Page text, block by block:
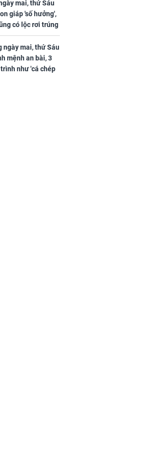
mai, thứ Sáu
giáp 'số hưởng',
có lộc rơi trúng
được họa vừa có
ngày mai, thứ Sáu
mệnh an bài, 3
như 'cá chép